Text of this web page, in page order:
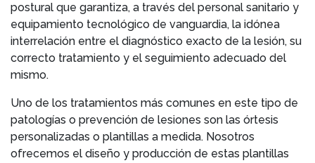
postural que garantiza, a través del personal sanitario y
equipamiento tecnológico de vanguardia, la idónea
interrelación entre el diagnóstico exacto de la lesión, su
correcto tratamiento y el seguimiento adecuado del
mismo.
Uno de los tratamientos más comunes en este tipo de
patologías o prevención de lesiones son las órtesis
personalizadas o plantillas a medida. Nosotros
ofrecemos el diseño y producción de estas plantillas